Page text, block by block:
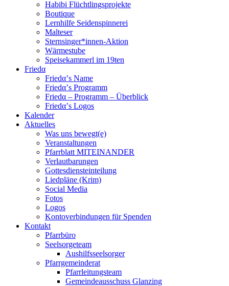
Habibi Flüchtlingsprojekte
Boutique
Lernhilfe Seidenspinnerei
Malteser
Sternsinger*innen-Aktion
Wärmestube
Speisekammerl im 19ten
Friedα
Friedα’s Name
Friedα’s Programm
Friedα – Programm – Überblick
Friedα’s Logos
Kalender
Aktuelles
Was uns bewegt(e)
Veranstaltungen
Pfarrblatt MITEINANDER
Verlautbarungen
Gottesdiensteinteilung
Liedpläne (Krim)
Social Media
Fotos
Logos
Kontoverbindungen für Spenden
Kontakt
Pfarrbüro
Seelsorgeteam
Aushilfsseelsorger
Pfarrgemeinderat
Pfarrleitungsteam
Gemeindeausschuss Glanzing